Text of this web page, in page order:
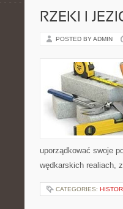
RZEKI I
POSTED BY ADMIN
uporządkować swoje
wędkarskich realiach,
CATEGORIES: